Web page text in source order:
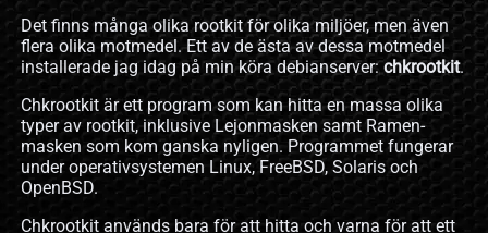
Det finns många olika rootkit för olika miljöer, men även
flera olika motmedel. Ett av de ästa av dessa motmedel
installerade jag idag på min köra debianserver:chkrootkit.
Chkrootkit är ett program som kan hitta en massa olika
typer av rootkit, inklusive Lejonmasken samt Ramen-
masken som kom ganska nyligen. Programmet fungerar
under operativsystemen Linux, FreeBSD, Solaris och
OpenBSD.
Chkrootkit används bara för att hitta och varna för att ett